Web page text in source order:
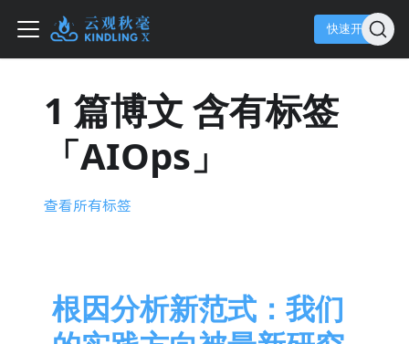
快速开始
1 篇博文 含有标签
「AIOps」
查看所有标签
根因分析新范式：我们